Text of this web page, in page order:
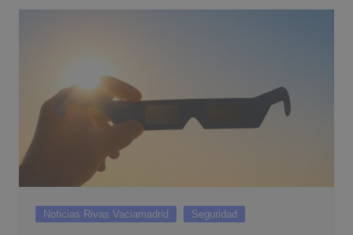
Noticias Rivas Vaciamadrid Seguridad